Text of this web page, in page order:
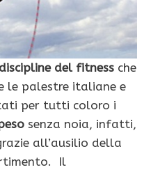
discipline del fitness che
le palestre italiane e
per tutti coloro i
senza noia, infatti,
all’ausilio della
Il